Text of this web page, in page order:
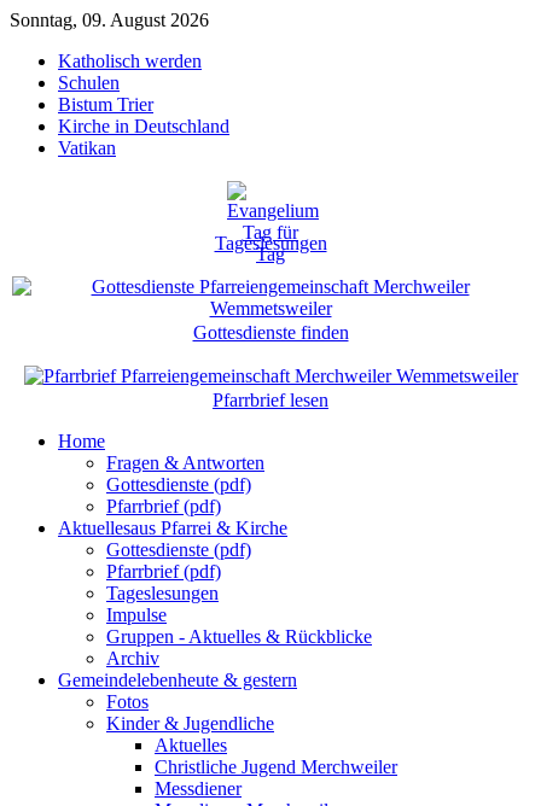
Sonntag, 09. August 2026
Katholisch werden
Schulen
Bistum Trier
Kirche in Deutschland
Vatikan
Tageslesungen
Gottesdienste finden
Pfarrbrief lesen
Home
Fragen & Antworten
Gottesdienste (pdf)
Pfarrbrief (pdf)
Aktuellesaus Pfarrei & Kirche
Gottesdienste (pdf)
Pfarrbrief (pdf)
Tageslesungen
Impulse
Gruppen - Aktuelles & Rückblicke
Archiv
Gemeindelebenheute & gestern
Fotos
Kinder & Jugendliche
Aktuelles
Christliche Jugend Merchweiler
Messdiener